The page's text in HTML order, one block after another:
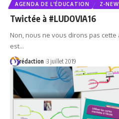
AGENDA DE L'ÉDUCATION Z-
Twictée à #LUDOVIA16
Non, nous ne vous dirons pas
est…
rédaction 3 juillet 2019